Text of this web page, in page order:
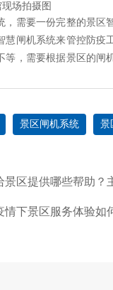
场拍摄图
，需要一份完整的景区
慧闸机系统来管控防疫
等，需要根据景区的闸
景区闸机系统 景
景区提供哪些帮助？
情下景区服务体验如